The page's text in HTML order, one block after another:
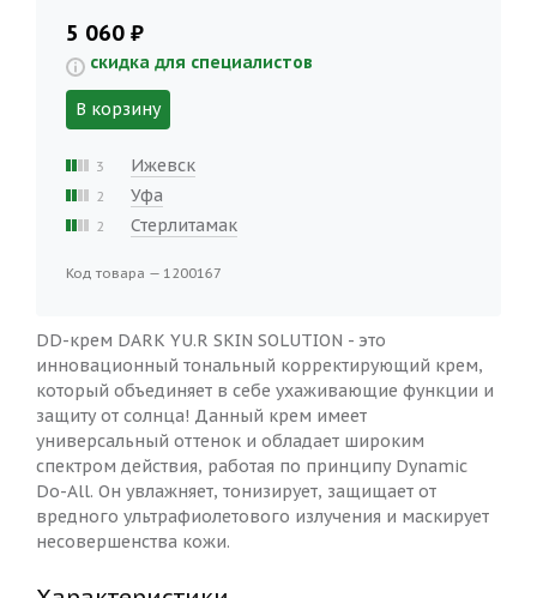
DD-крем DARK YU.R SKIN SOLUTION - это
инновационный тональный корректирующий крем,
который объединяет в себе ухаживающие функции и
защиту от солнца! Данный крем имеет
универсальный оттенок и обладает широким
спектром действия, работая по принципу Dynamic
Do-All. Он увлажняет, тонизирует, защищает от
вредного ультрафиолетового излучения и маскирует
несовершенства кожи.
5 060 ₽
скидка для специалистов
В корзину
3 Ижевск
2 Уфа
2 Стерлитамак
Код товара — 1200167